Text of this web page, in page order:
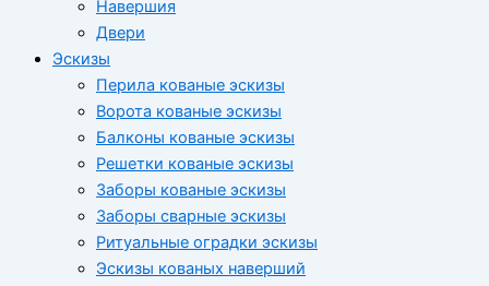
Навершия
Двери
Эскизы
Перила кованые эскизы
Ворота кованые эскизы
Балконы кованые эскизы
Решетки кованые эскизы
Заборы кованые эскизы
Заборы сварные эскизы
Ритуальные оградки эскизы
Эскизы кованых наверший